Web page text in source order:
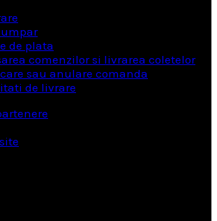
de plata
comenzilor si livrarea coletelor
sau anulare comanda
de livrare